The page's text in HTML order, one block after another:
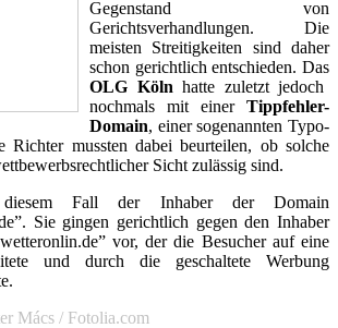
Gegenstand von
Gerichtsverhandlungen. Die
meisten Streitigkeiten sind daher
schon gerichtlich entschieden. Das
OLG Köln hatte zuletzt jedoch
nochmals mit einer Tippfehler-
Domain, einer sogenannten Typo-
mussten dabei beurteilen, ob solche
Sicht zulässig sind.
Fall der Inhaber der Domain
Sie gingen gerichtlich gegen den Inhaber
vor, der die Besucher auf eine
und durch die geschaltete Werbung
Mács / Fotolia.com